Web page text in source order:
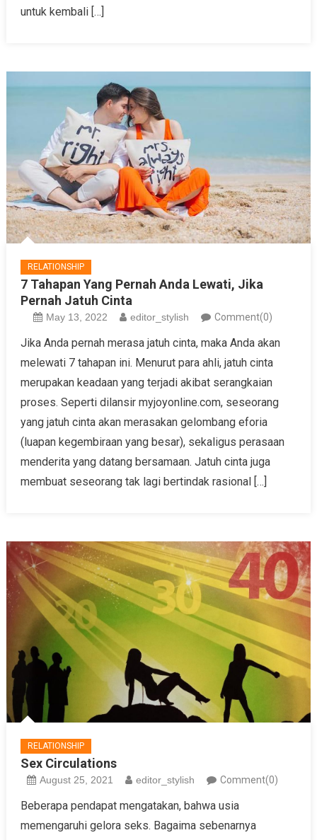
untuk kembali […]
RELATIONSHIP
7 Tahapan Yang Pernah Anda Lewati, Jika
Pernah Jatuh Cinta
May 13, 2022 editor_stylish Comment(0)
Jika Anda pernah merasa jatuh cinta, maka Anda akan
melewati 7 tahapan ini. Menurut para ahli, jatuh cinta
merupakan keadaan yang terjadi akibat serangkaian
proses. Seperti dilansir myjoyonline.com, seseorang
yang jatuh cinta akan merasakan gelombang eforia
(luapan kegembiraan yang besar), sekaligus perasaan
menderita yang datang bersamaan. Jatuh cinta juga
membuat seseorang tak lagi bertindak rasional […]
RELATIONSHIP
Sex Circulations
August 25, 2021 editor_stylish Comment(0)
Beberapa pendapat mengatakan, bahwa usia
memengaruhi gelora seks. Bagaima sebenarnya